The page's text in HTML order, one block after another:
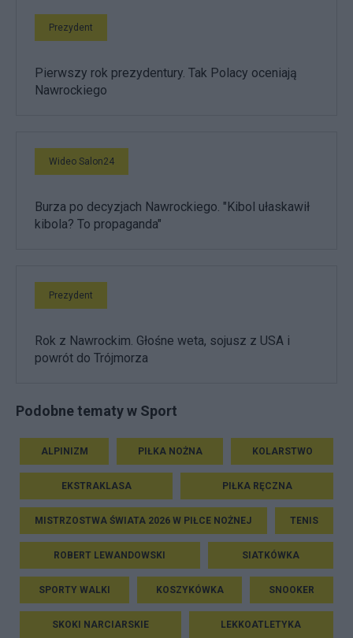
Prezydent
Pierwszy rok prezydentury. Tak Polacy oceniają
Nawrockiego
Wideo Salon24
Burza po decyzjach Nawrockiego. "Kibol ułaskawił
kibola? To propaganda"
Prezydent
Rok z Nawrockim. Głośne weta, sojusz z USA i
powrót do Trójmorza
Podobne tematy w Sport
ALPINIZM PIŁKA NOŻNA KOLARSTWO
EKSTRAKLASA PIŁKA RĘCZNA
MISTRZOSTWA ŚWIATA 2026 W PIŁCE NOŻNEJ TENIS
ROBERT LEWANDOWSKI SIATKÓWKA
SPORTY WALKI KOSZYKÓWKA SNOOKER
SKOKI NARCIARSKIE LEKKOATLETYKA